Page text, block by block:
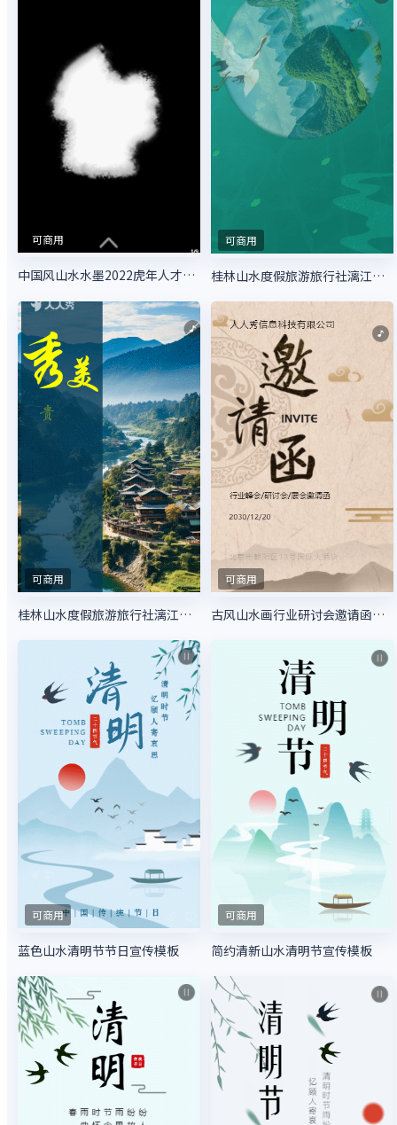
可商用
中国风山水水墨2022虎年人才招聘模板
可商用
桂林山水度假旅游旅行社漓江阳朔自由行
可商用
桂林山水度假旅游旅行社漓江阳朔自由行
可商用
古风山水画行业研讨会邀请函论坛邀请
可商用
蓝色山水清明节节日宣传模板
可商用
简约清新山水清明节宣传模板